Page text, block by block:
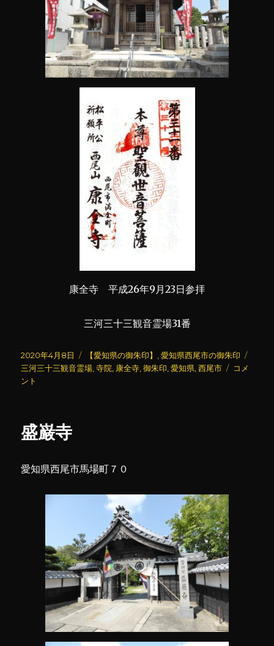
康全寺 平成26年9月23日参拝
三河三十三観音霊場31番
投
稿
日:
2020年4月8日
カ
テ
【愛知県の御朱印】 ,愛知県西尾市の御朱印
三河三十三観音霊場 ,寺院 康全寺 ,御朱印 ,愛知県 ,西尾市
康
コメ
ント
盛巌寺
愛知県西尾市馬場町７０